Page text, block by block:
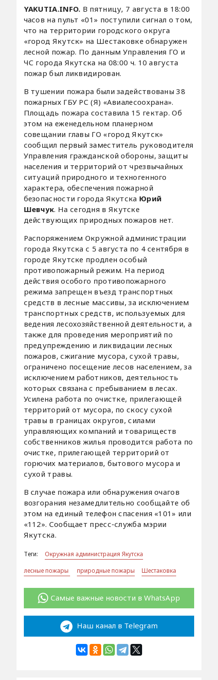
YAKUTIA.INFO. В пятницу, 7 августа в 18:00
часов на пульт «01» поступили сигнал о том,
что на территории городского округа
«город Якутск» на Шестаковке обнаружен
лесной пожар. По данным Управления ГО и
ЧС города Якутска на 08:00 ч. 10 августа
пожар был ликвидирован.
В тушении пожара были задействованы 38
пожарных ГБУ РС (Я) «Авиалесоохрана».
Площадь пожара составила 15 гектар. Об
этом на еженедельном планерном
совещании главы ГО «город Якутск»
сообщил первый заместитель руководителя
Управления гражданской обороны, защиты
населения и территорий от чрезвычайных
ситуаций природного и техногенного
характера, обеспечения пожарной
безопасности города Якутска Юрий
Шевчук. На сегодня в Якутске
действующих природных пожаров нет.
Распоряжением Окружной администрации
города Якутска с 5 августа по 4 сентября в
городе Якутске продлен особый
противопожарный режим. На период
действия особого противопожарного
режима запрещен въезд транспортных
средств в лесные массивы, за исключением
транспортных средств, используемых для
ведения лесохозяйственной деятельности, а
также для проведения мероприятий по
предупреждению и ликвидации лесных
пожаров, сжигание мусора, сухой травы,
ограничено посещение лесов населением, за
исключением работников, деятельность
которых связана с пребыванием в лесах.
Усилена работа по очистке, прилегающей
территорий от мусора, по скосу сухой
травы в границах округов, силами
управляющих компаний и товариществ
собственников жилья проводится работа по
очистке, прилегающей территорий от
горючих материалов, бытового мусора и
сухой травы.
В случае пожара или обнаружения очагов
возгорания незамедлительно сообщайте об
этом на единый телефон спасения «101» или
«112». Сообщает пресс-служба мэрии
Якутска.
Теги:
Окружная администрация Якутска
лесные пожары
природные пожары Шестаковка
Самые важные новости в WhatsApp
Наш канал в Telegram